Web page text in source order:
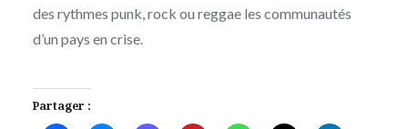
des rythmes punk, rock ou reggae les communautés
d’un pays en crise.
Partager :